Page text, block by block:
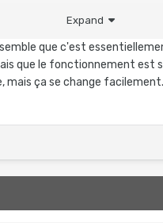
(groupe 105 Di2 et roues
ce facile emmener en bosses
entre petite montagne et
Expand
que c'est
que le fonctionnement est
mais ça se change facilement.